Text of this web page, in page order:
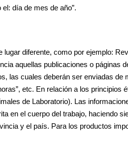
día de mes de año”.
diferente, como por ejemplo:
aquellas publicaciones o páginas
las cuales deberán ser enviadas de
etc. En relación a los principios
de Laboratorio). Las
en el cuerpo del trabajo, haciendo
y el país. Para los productos